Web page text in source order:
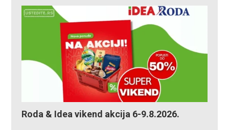
Roda & Idea vikend akcija 6-9.8.2026.